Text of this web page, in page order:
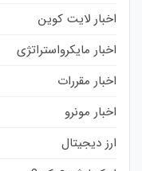
اخبار لایت کوین
اخبار مایکرواستراتژی
اخبار مقررات
اخبار مونرو
ارز دیجیتال